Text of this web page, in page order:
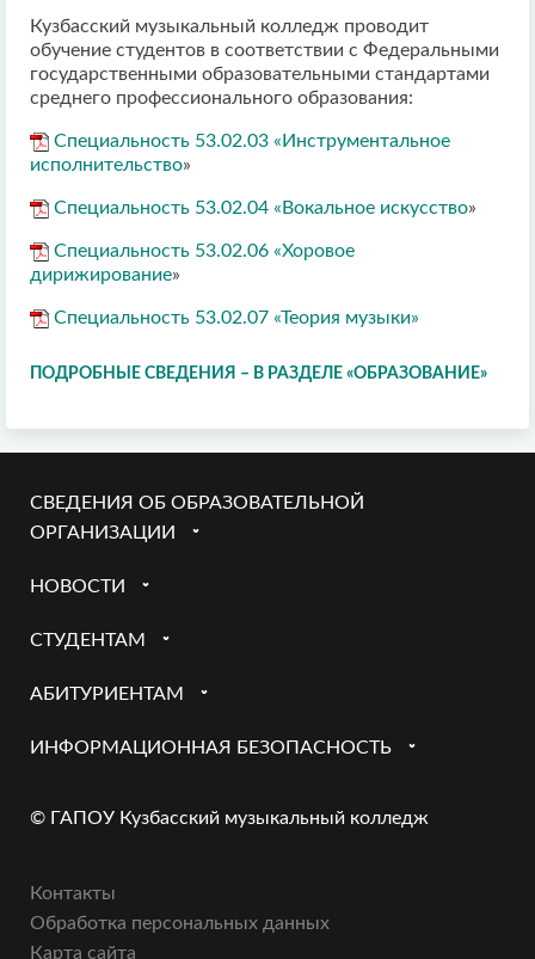
Кузбасский музыкальный колледж проводит
обучение студентов в соответствии с Федеральными
государственными образовательными стандартами
среднего профессионального образования:
Специальность 53.02.03 «Инструментальное
исполнительство»
Специальность 53.02.04 «Вокальное искусство»
Специальность 53.02.06 «Хоровое
дирижирование»
Специальность 53.02.07 «Теория музыки»
ПОДРОБНЫЕ СВЕДЕНИЯ – В РАЗДЕЛЕ «ОБРАЗОВАНИЕ»
СВЕДЕНИЯ ОБ ОБРАЗОВАТЕЛЬНОЙ
ОРГАНИЗАЦИИ
НОВОСТИ
СТУДЕНТАМ
АБИТУРИЕНТАМ
ИНФОРМАЦИОННАЯ БЕЗОПАСНОСТЬ
© ГАПОУ Кузбасский музыкальный колледж
Контакты
Обработка персональных данных
Карта сайта